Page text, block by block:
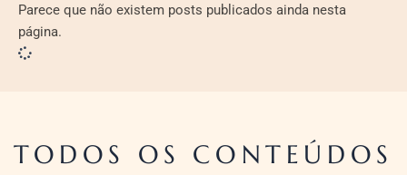
Parece que não existem posts publicados ainda nesta
página.
TODOS OS CONTEÚDOS